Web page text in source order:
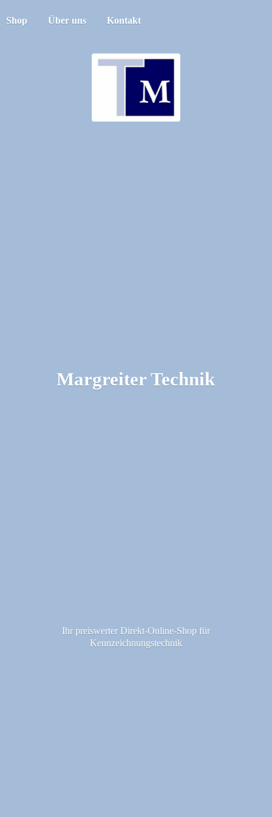
Shop Über uns Kontakt
Margreiter Technik
Ihr preiswerter Direkt-Online-Shop für
Kennzeichnungstechnik